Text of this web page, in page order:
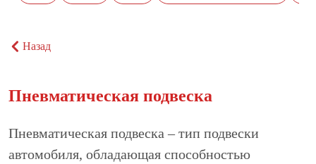
Назад
Пневматическая подвеска
Пневматическая подвеска – тип подвески
автомобиля, обладающая способностью